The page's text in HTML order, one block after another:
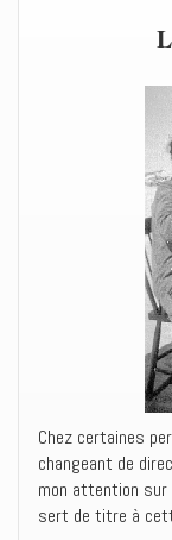
Chez certaines
changeant de
mon attention sur
sert de titre à